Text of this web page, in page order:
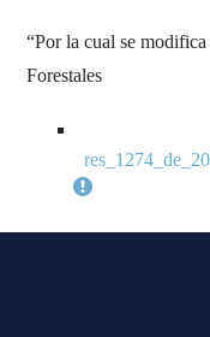
“Por la cual se
Forestales